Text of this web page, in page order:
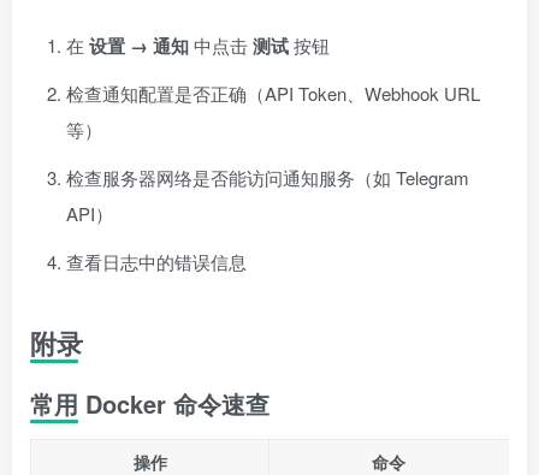
在 设置 → 通知中点击测试按钮
检查通知配置是否正确（API Token、Webhook URL
等）
检查服务器网络是否能访问通知服务（如 Telegram
API）
查看日志中的错误信息
附录
常用 Docker 命令速查
操作
命令